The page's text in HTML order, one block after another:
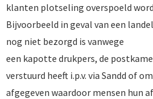
klanten plotseling overspoeld
Bijvoorbeeld in geval van een
nog niet bezorgd is vanwege
een kapotte drukpers, de
verstuurd heeft i.p.v. via Sandd of
afgegeven waardoor mensen hun